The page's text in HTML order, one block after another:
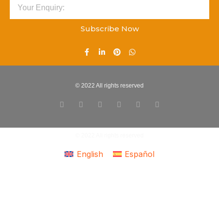
Subscribe Now
© 2022 All rights reserved
English Español